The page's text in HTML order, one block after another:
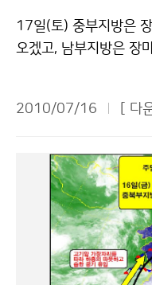
17일(토) 중부지방은
오겠고, 남부지방은 장
곳에 따라 오전에 많은
예상된다. 18일(일) 중
이어진 후 점차 장마전
지방은 북태평양 고기
씨를 보일 것으로 예상
가 발달하면서 16일(
안지방과 중북부지방
2010/07/16 [ 다